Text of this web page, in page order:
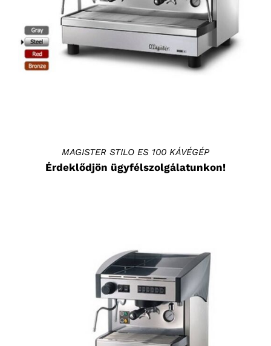
RÉSZLETEK
MAGISTER STILO ES 100 KÁVÉGÉP
Érdeklődjön ügyfélszolgálatunkon!
RÉSZLETEK